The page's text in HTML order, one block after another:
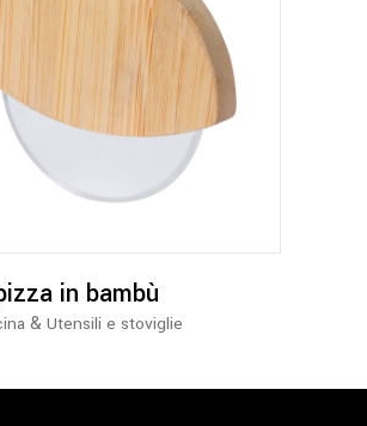
in bambù
& Utensili e stoviglie